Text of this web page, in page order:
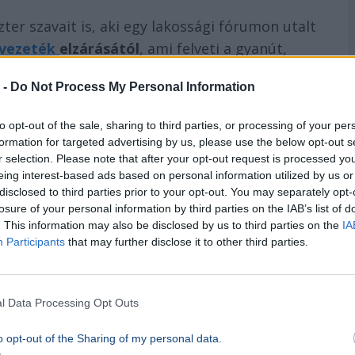
- Do Not Process My Personal Information
opt-out of the sale, sharing to third parties, or processing of your
for targeted advertising by us, please use the below opt-out
selection. Please note that after your opt-out request is processed
interest-based ads based on personal information utilized by us
to third parties prior to your opt-out. You may separately
of your personal information by third parties on the IAB’s list of
This information may also be disclosed by us to third parties on the
Participants that may further disclose it to other third parties.
Data Processing Opt Outs
opt-out of the Sharing of my personal data.
szavait is, aki egy lakossági fórumon utalt
elzárásától, ami felveti a gyanút,
egy másik állam befolyásolására is
tisztázásra vár, köztük az, hogy milyen
és hogy a hatósági döntések
Adó- és Vámhivatal Facebook-oldala